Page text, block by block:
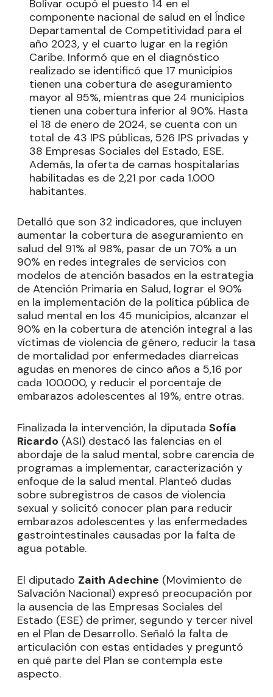
Bolívar ocupó el puesto 14 en el
componente nacional de salud en el Índice
Departamental de Competitividad para el
año 2023, y el cuarto lugar en la región
Caribe. Informó que en el diagnóstico
realizado se identificó que 17 municipios
tienen una cobertura de aseguramiento
mayor al 95%, mientras que 24 municipios
tienen una cobertura inferior al 90%. Hasta
el 18 de enero de 2024, se cuenta con un
total de 43 IPS públicas, 526 IPS privadas y
38 Empresas Sociales del Estado, ESE.
Además, la oferta de camas hospitalarias
habilitadas es de 2,21 por cada 1.000
habitantes.
Detalló que son 32 indicadores, que incluyen
aumentar la cobertura de aseguramiento en
salud del 91% al 98%, pasar de un 70% a un
90% en redes integrales de servicios con
modelos de atención basados en la estrategia
de Atención Primaria en Salud, lograr el 90%
en la implementación de la política pública de
salud mental en los 45 municipios, alcanzar el
90% en la cobertura de atención integral a las
víctimas de violencia de género, reducir la tasa
de mortalidad por enfermedades diarreicas
agudas en menores de cinco años a 5,16 por
cada 100.000, y reducir el porcentaje de
embarazos adolescentes al 19%, entre otras.
Finalizada la intervención, la diputada Sofía
Ricardo (ASI) destacó las falencias en el
abordaje de la salud mental, sobre carencia de
programas a implementar, caracterización y
enfoque de la salud mental. Planteó dudas
sobre subregistros de casos de violencia
sexual y solicitó conocer plan para reducir
embarazos adolescentes y las enfermedades
gastrointestinales causadas por la falta de
agua potable.
El diputado Zaith Adechine (Movimiento de
Salvación Nacional) expresó preocupación por
la ausencia de las Empresas Sociales del
Estado (ESE) de primer, segundo y tercer nivel
en el Plan de Desarrollo. Señaló la falta de
articulación con estas entidades y preguntó
en qué parte del Plan se contempla este
aspecto.